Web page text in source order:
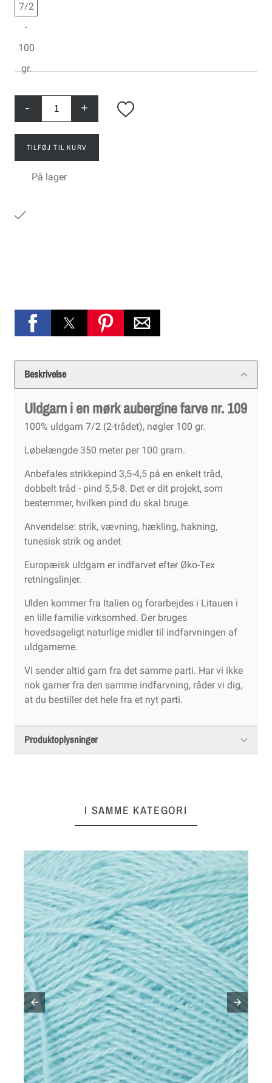
7/2
-
100
gr.
- +
TILFØJ TIL KURV
På lager
Beskrivelse
Uldgarn i en mørk aubergine farve nr. 109
100% uldgarn 7/2 (2-trådet), nøgler 100 gr.
Løbelængde 350 meter per 100 gram.
Anbefales strikkepind 3,5-4,5 på en enkelt tråd,
dobbelt tråd - pind 5,5-8. Det er dit projekt, som
bestemmer, hvilken pind du skal bruge.
Anvendelse: strik, vævning, hækling, hakning,
tunesisk strik og andet
Europæisk uldgarn er indfarvet efter Øko-Tex
retningslinjer.
Ulden kommer fra Italien og forarbejdes i Litauen i
en lille familie virksomhed. Der bruges
hovedsageligt naturlige midler til indfarvningen af
uldgarnerne.
Vi sender altid garn fra det samme parti. Har vi ikke
nok garner fra den samme indfarvning, råder vi dig,
at du bestiller det hele fra et nyt parti.
Produktoplysninger
I SAMME KATEGORI